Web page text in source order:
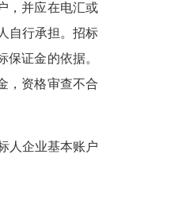
，并应在电汇或
自行承担。招标
证金的依据。
，资格审查不合
人企业基本账户